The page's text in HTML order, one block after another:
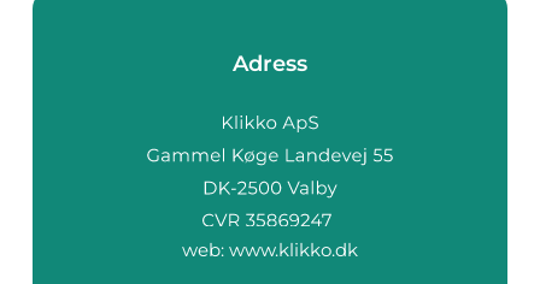
Adress
web: www.klikko.dk